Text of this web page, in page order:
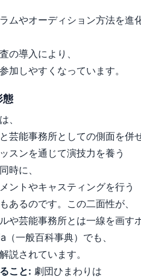
ムやオーディション方法を進
の導入により、
加しやすくなっています。
態
、
芸能事務所としての側面を併
スンを通じて演技力を養う
時に、
ントやキャスティングを行う
あるのです。この二面性が、
や芸能事務所とは一線を画す
一般百科事典）でも、
説されています。
こと: 劇団ひまわりは